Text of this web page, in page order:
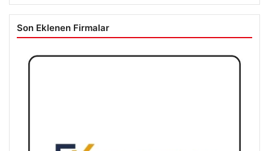
Son Eklenen Firmalar